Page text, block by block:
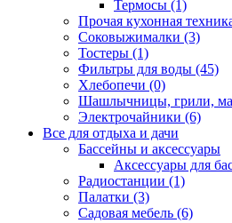
Термосы (1)
Прочая кухонная
Соковыжималки (3)
Тостеры (1)
Фильтры для воды (45)
Хлебопечи (0)
Шашлычницы, грили,
Электрочайники (6)
Все для отдыха и дачи
Бассейны и аксессуары
Аксессуары для
Радиостанции (1)
Палатки (3)
Садовая мебель (6)